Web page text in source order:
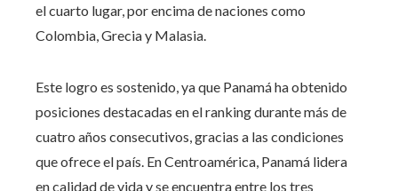
el cuarto lugar, por encima de naciones como
Colombia, Grecia y Malasia.
Este logro es sostenido, ya que Panamá ha obtenido
posiciones destacadas en el ranking durante más de
cuatro años consecutivos, gracias a las condiciones
que ofrece el país. En Centroamérica, Panamá lidera
en calidad de vida y se encuentra entre los tres